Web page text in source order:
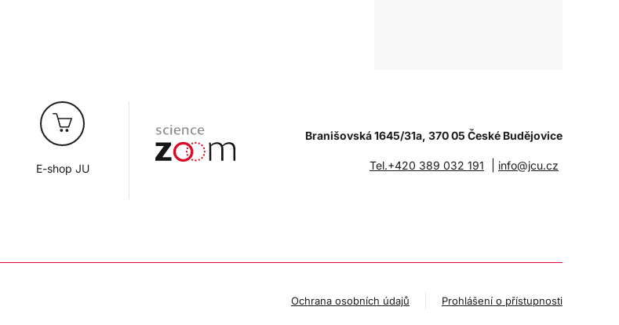
E-shop JU
Branišovská 1645/31a, 370 05 České Budějovice
Tel.+420 389 032 191 info@jcu.cz
Ochrana osobních údajů Prohlášení o přístupnosti